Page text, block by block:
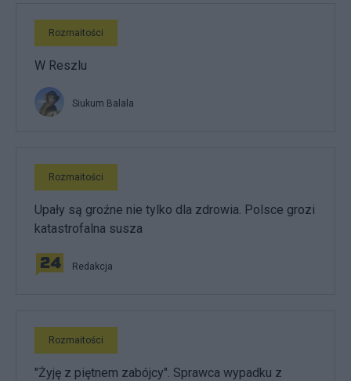
Rozmaitości
W Reszlu
Siukum Balala
Rozmaitości
Upały są groźne nie tylko dla zdrowia. Polsce grozi
katastrofalna susza
Redakcja
Rozmaitości
"Żyję z piętnem zabójcy". Sprawca wypadku z